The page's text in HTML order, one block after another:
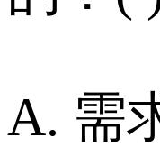
A. 需